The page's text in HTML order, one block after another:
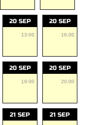
20 SEP
13:00
20 SEP
16:00
20 SEP
19:00
20 SEP
20:00
21 SEP 21 SEP